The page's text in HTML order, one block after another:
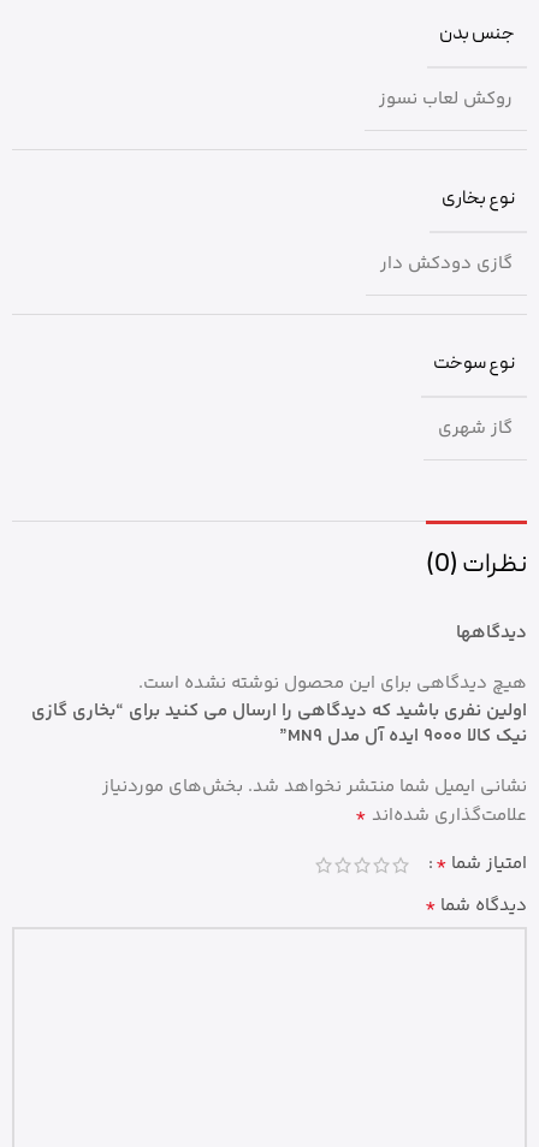
جنس بدن
روکش لعاب نسوز
نوع بخاری
گازی دودکش دار
نوع سوخت
گاز شهری
نظرات (0)
دیدگاهها
هیچ دیدگاهی برای این محصول نوشته نشده است.
اولین نفری باشید که دیدگاهی را ارسال می کنید برای “بخاری گازی
نیک کالا 9000 ایده آل مدل MN9”
نشانی ایمیل شما منتشر نخواهد شد. بخش‌های موردنیاز
علامت‌گذاری شده‌اند *
امتیاز شما *
دیدگاه شما *